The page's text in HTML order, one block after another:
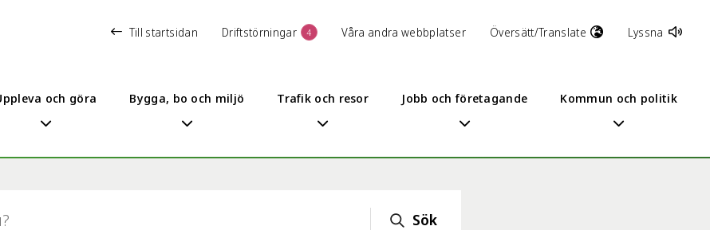
Till startsidan Driftstörningar 4 Våra andra webbplatser Översätt/Translate Lyssna
och göra Bygga, bo och miljö Trafik och resor Jobb och företagande Kommun och politik
Sök